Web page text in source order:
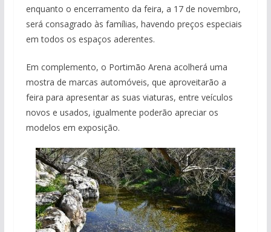
enquanto o encerramento da feira, a 17 de novembro,
será consagrado às famílias, havendo preços especiais
em todos os espaços aderentes.
Em complemento, o Portimão Arena acolherá uma
mostra de marcas automóveis, que aproveitarão a
feira para apresentar as suas viaturas, entre veículos
novos e usados, igualmente poderão apreciar os
modelos em exposição.
Projeto milionário: investimento de 108